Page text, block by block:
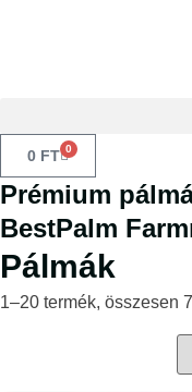
0 FT 0
Prémium
BestPalm
Pálmák
1–20 termék, összesen